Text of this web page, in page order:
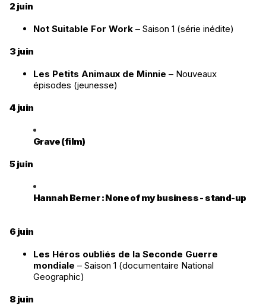
2 juin
Not Suitable For Work – Saison 1 (série inédite)
3 juin
Les Petits Animaux de Minnie – Nouveaux
épisodes (jeunesse)
4 juin
Grave (film)
5 juin
Hannah Berner : None of my business - stand-up
6 juin
Les Héros oubliés de la Seconde Guerre
mondiale – Saison 1 (documentaire National
Geographic)
8 juin